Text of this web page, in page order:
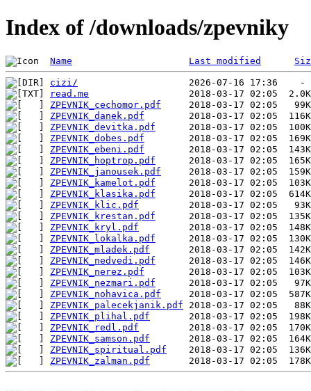
Index of /downloads/zpevniky
Name Last modified
cizi/
read.me
ZPEVNIK_cechomor.pdf
ZPEVNIK_danek.pdf
ZPEVNIK_devitka.pdf
ZPEVNIK_dobes.pdf
ZPEVNIK_ebeni.pdf
ZPEVNIK_hoptrop.pdf
ZPEVNIK_janousek.pdf
ZPEVNIK_kamelot.pdf
ZPEVNIK_klasika.pdf
ZPEVNIK_klic.pdf
ZPEVNIK_krestan.pdf
ZPEVNIK_kryl.pdf
ZPEVNIK_lokalka.pdf
ZPEVNIK_mladek.pdf
ZPEVNIK_nedvedi.pdf
ZPEVNIK_nerez.pdf
ZPEVNIK_nezmari.pdf
ZPEVNIK_nohavica.pdf
ZPEVNIK_palecekjanik.pdf
ZPEVNIK_plihal.pdf
ZPEVNIK_redl.pdf
ZPEVNIK_samson.pdf
ZPEVNIK_spiritual.pdf
ZPEVNIK_zalman.pdf